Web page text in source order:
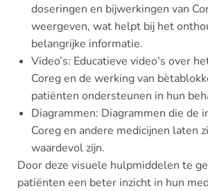
doseringen en bijwerkingen van
weergeven, wat helpt bij het
belangrijke informatie.
Video’s: Educatieve video's over
Coreg en de werking van
patiënten ondersteunen in hun
Diagrammen: Diagrammen die de
Coreg en andere medicijnen laten
waardevol zijn.
Door deze visuele hulpmiddelen te
patiënten een beter inzicht in hun